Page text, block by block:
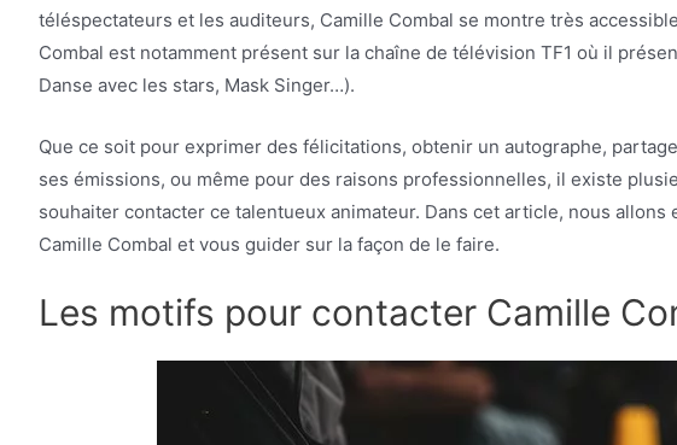
téléspectateurs et les auditeurs, Camille Combal se montre très
Combal est notamment présent sur la chaîne de télévision TF1 où il
Danse avec les stars, Mask Singer…).
Que ce soit pour exprimer des félicitations, obtenir un autographe,
ses émissions, ou même pour des raisons professionnelles, il existe
souhaiter contacter ce talentueux animateur. Dans cet article, nous
Camille Combal et vous guider sur la façon de le faire.
Les motifs pour contacter Camille